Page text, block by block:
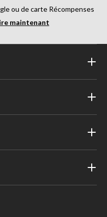
ou de carte Récompenses
maintenant